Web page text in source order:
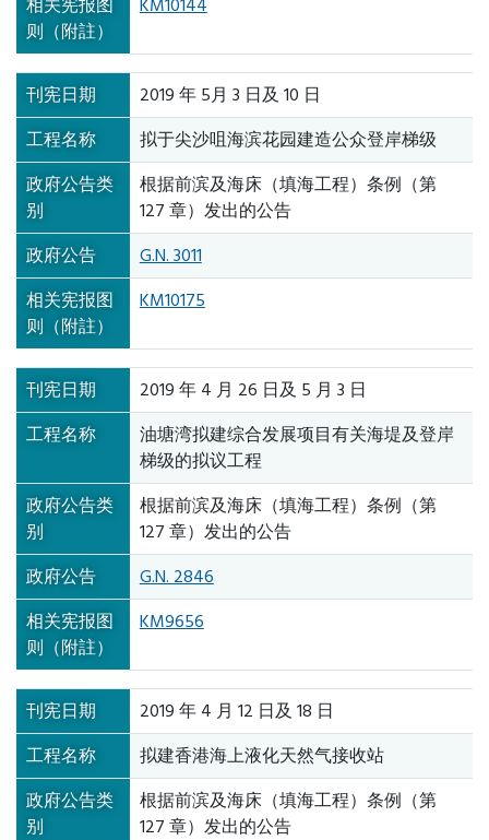
相关宪报图
则（附註）
KM10144
刊宪日期
2019 年 5月 3 日及 10 日
工程名称
拟于尖沙咀海滨花园建造公众登岸梯级
政府公告类
别
根据前滨及海床（填海工程）条例（第
127 章）发出的公告
政府公告
G.N. 3011
相关宪报图
则（附註）
KM10175
刊宪日期
2019 年 4 月 26 日及 5 月 3 日
工程名称
油塘湾拟建综合发展项目有关海堤及登岸
梯级的拟议工程
政府公告类
别
根据前滨及海床（填海工程）条例（第
127 章）发出的公告
政府公告
G.N. 2846
相关宪报图
则（附註）
KM9656
刊宪日期
2019 年 4 月 12 日及 18 日
工程名称
拟建香港海上液化天然气接收站
政府公告类
别
根据前滨及海床（填海工程）条例（第
127 章）发出的公告